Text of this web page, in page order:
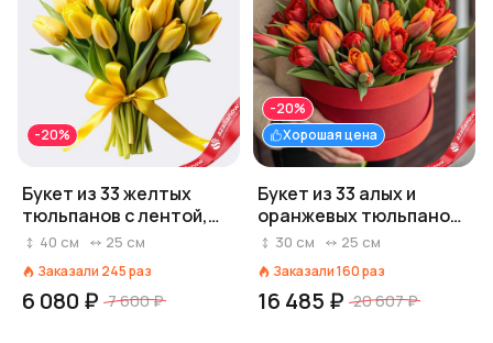
-20%
Букет из 33 желтых
тюльпанов с лентой,
Россия
40 см 25 см
Заказали 245раз
6 080 ₽ 7 600 ₽
Хорошая цена
-20%
Букет из 33 алых и
оранжевых тюльпанов
в красной коробке,
30 см 25 см
Заказали160раз
16 485 ₽ 20 607 ₽